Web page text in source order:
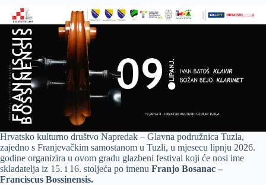
Hrvatsko kulturno društvo Napredak – Glavna podružnica Tuzla,
zajedno s Franjevačkim samostanom u Tuzli, u mjesecu lipnju 2026.
godine organizira u ovom gradu glazbeni festival koji će nosi ime
skladatelja iz 15. i 16. stoljeća po imenu Franjo Bosanac –
Franciscus Bossinensis.